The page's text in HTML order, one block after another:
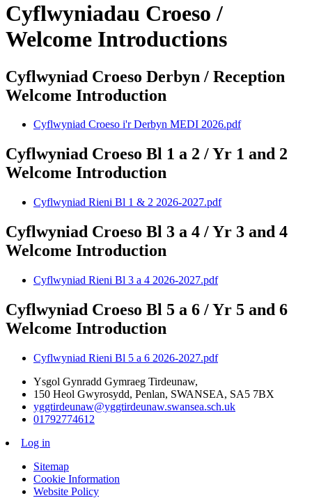
Cyflwyniadau Croeso /
Welcome Introductions
Cyflwyniad Croeso Derbyn / Reception
Welcome Introduction
Cyflwyniad Croeso i'r Derbyn MEDI 2026.pdf
Cyflwyniad Croeso Bl 1 a 2 / Yr 1 and 2
Welcome Introduction
Cyflwyniad Rieni Bl 1 & 2 2026-2027.pdf
Cyflwyniad Croeso Bl 3 a 4 / Yr 3 and 4
Welcome Introduction
Cyflwyniad Rieni Bl 3 a 4 2026-2027.pdf
Cyflwyniad Croeso Bl 5 a 6 / Yr 5 and 6
Welcome Introduction
Cyflwyniad Rieni Bl 5 a 6 2026-2027.pdf
Ysgol Gynradd Gymraeg Tirdeunaw,
150 Heol Gwyrosydd, Penlan, SWANSEA, SA5 7BX
yggtirdeunaw@yggtirdeunaw.swansea.sch.uk
01792774612
Log in
Sitemap
Cookie Information
Website Policy